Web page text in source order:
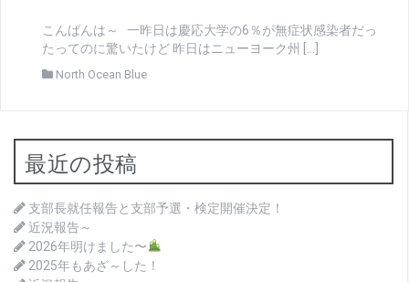
こんばんは～ 一昨日は慶応大学の6％が無症状感染者だっ
たってのに驚いたけど 昨日はニューヨーク州 […]
North Ocean Blue
最近の投稿
支部長就任報告と支部予選・検定開催決定！
近況報告～
2026年明けました〜
2025年もあざ～した！